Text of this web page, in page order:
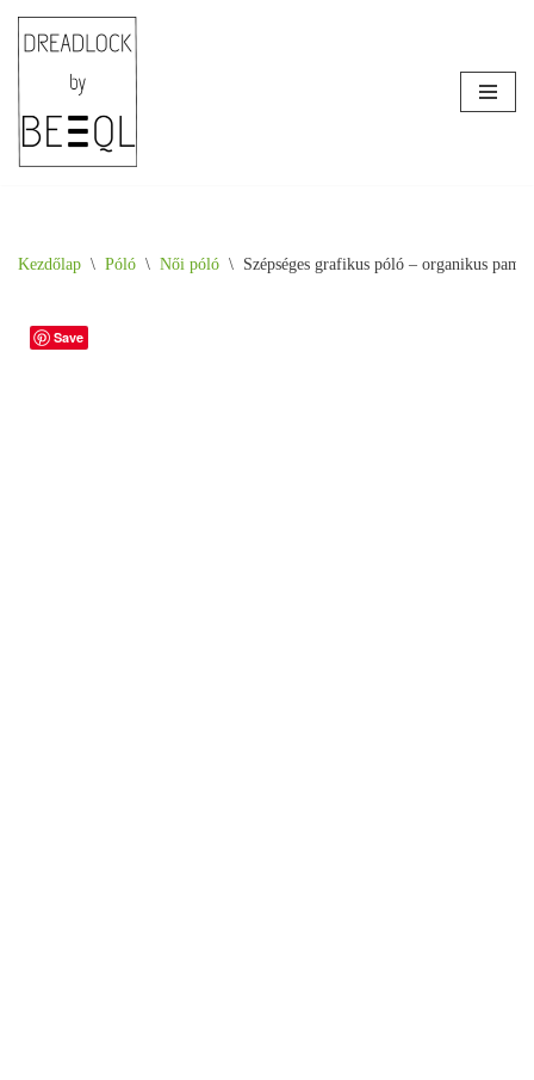
Skip
to
Kezdőlap \ Póló \ Női póló \ Szépséges grafikus póló – organikus
Save